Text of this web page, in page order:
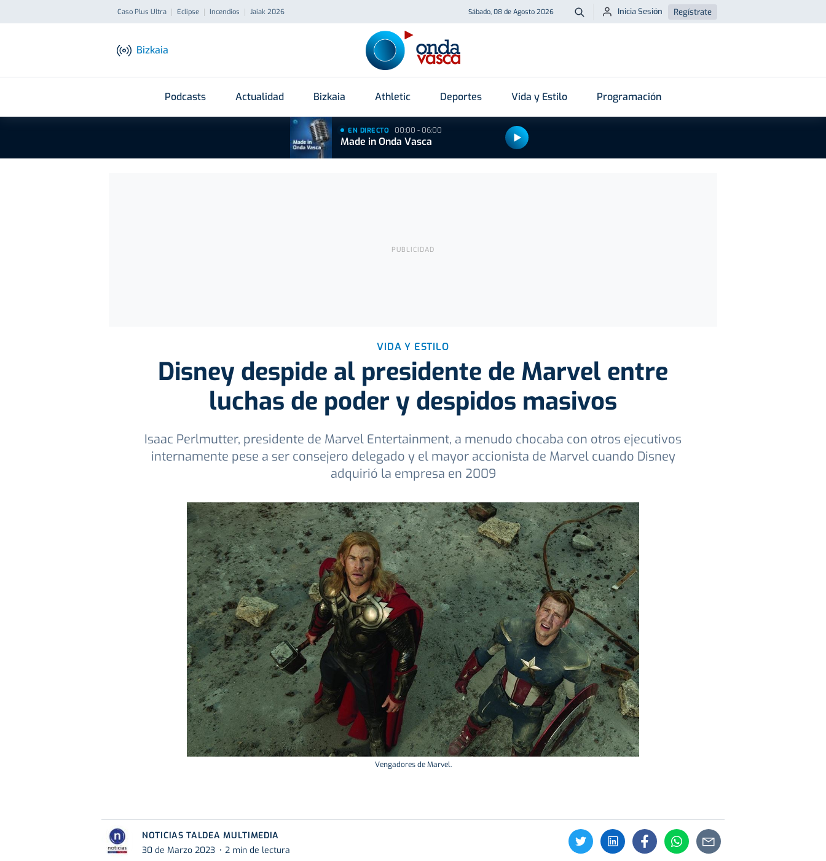
Caso Plus Ultra Eclipse Incendios Jaiak 2026 Sábado, 08 de Agosto 2026 Buscar
Inicia Sesión Regístrate
Bizkaia
Podcasts Actualidad Bizkaia Athletic Deportes Vida y Estilo Programación
EN DIRECTO 00:00 - 06:00
Made in Onda Vasca
VIDA Y ESTILO
Disney despide al presidente de Marvel entre
luchas de poder y despidos masivos
Isaac Perlmutter, presidente de Marvel Entertainment, a menudo chocaba con otros ejecutivos
internamente pese a ser consejero delegado y el mayor accionista de Marvel cuando Disney
adquirió la empresa en 2009
Vengadores de Marvel.
NOTICIAS TALDEA MULTIMEDIA
30 de Marzo 2023
2 min de lectura